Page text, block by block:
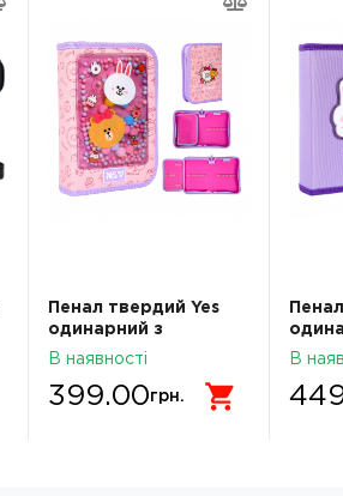
Пенал твердий Yes
одинарний з
клапаном HP-03 Line
Together 533731
В наявності
399.00грн.
В